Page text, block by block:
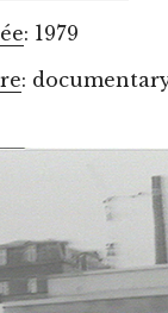
: 1979
: